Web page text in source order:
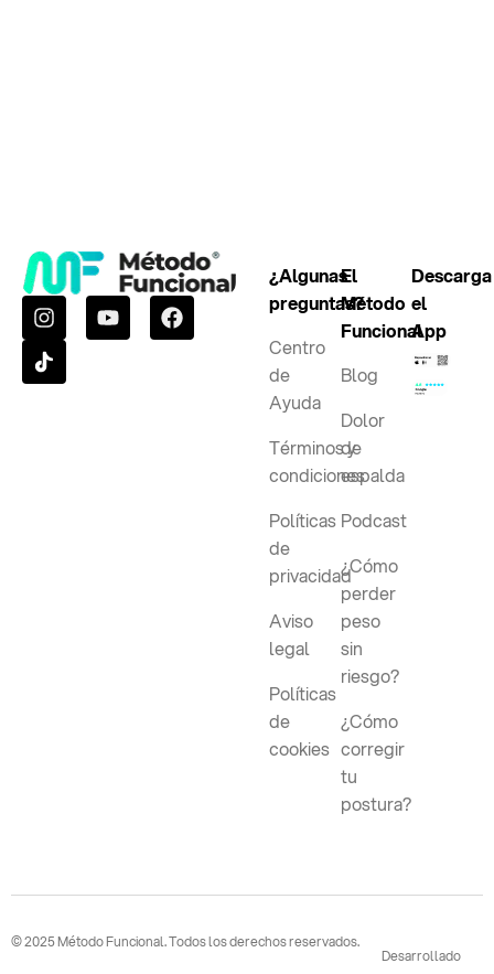
¿Algunas
preguntas?
Centro
de
Ayuda
Términos y
condiciones
Políticas
de
privacidad
Aviso
legal
Políticas
de
cookies
El
Método
Funcional
Blog
Dolor
de
espalda
Podcast
¿Cómo
perder
peso
sin
riesgo?
¿Cómo
corregir
tu
postura?
Descarga
el
App
© 2025 Método Funcional. Todos los derechos reservados.
Desarrollado